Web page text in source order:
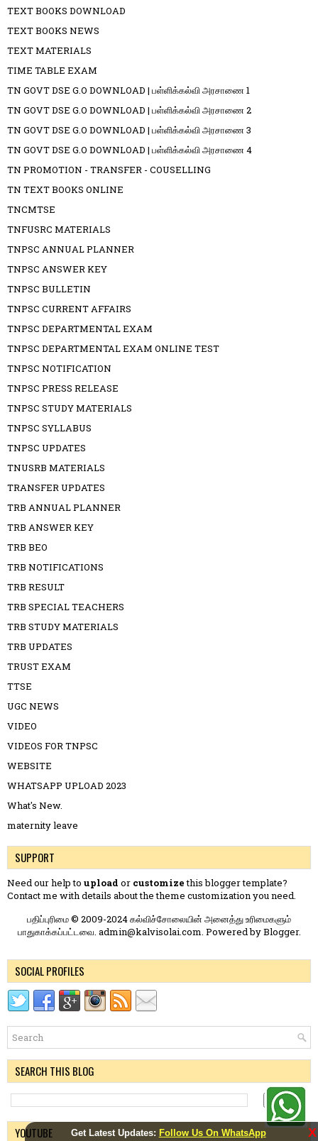
Get Latest Updates: Follow Us On WhatsApp X
TEXT BOOKS DOWNLOAD
TEXT BOOKS NEWS
TEXT MATERIALS
TIME TABLE EXAM
TN GOVT DSE G.O DOWNLOAD | பள்ளிக்கல்வி அரசாணை 1
TN GOVT DSE G.O DOWNLOAD | பள்ளிக்கல்வி அரசாணை 2
TN GOVT DSE G.O DOWNLOAD | பள்ளிக்கல்வி அரசாணை 3
TN GOVT DSE G.O DOWNLOAD | பள்ளிக்கல்வி அரசாணை 4
TN PROMOTION - TRANSFER - COUSELLING
TN TEXT BOOKS ONLINE
TNCMTSE
TNFUSRC MATERIALS
TNPSC ANNUAL PLANNER
TNPSC ANSWER KEY
TNPSC BULLETIN
TNPSC CURRENT AFFAIRS
TNPSC DEPARTMENTAL EXAM
TNPSC DEPARTMENTAL EXAM ONLINE TEST
TNPSC NOTIFICATION
TNPSC PRESS RELEASE
TNPSC STUDY MATERIALS
TNPSC SYLLABUS
TNPSC UPDATES
TNUSRB MATERIALS
TRANSFER UPDATES
TRB ANNUAL PLANNER
TRB ANSWER KEY
TRB BEO
TRB NOTIFICATIONS
TRB RESULT
TRB SPECIAL TEACHERS
TRB STUDY MATERIALS
TRB UPDATES
TRUST EXAM
TTSE
UGC NEWS
VIDEO
VIDEOS FOR TNPSC
WEBSITE
WHATSAPP UPLOAD 2023
What's New.
maternity leave
SUPPORT
Need our help to upload or customizethis blogger template?
Contact me with details about the theme customization you need.
பதிப்புரிமை © 2009-2024 கல்விச்சோலையின் அனைத்து உரிமைகளும்
பாதுகாக்கப்பட்டவை. admin@kalvisolai.com. Powered byBlogger.
SOCIAL PROFILES
SEARCH THIS BLOG
YOUTUBE